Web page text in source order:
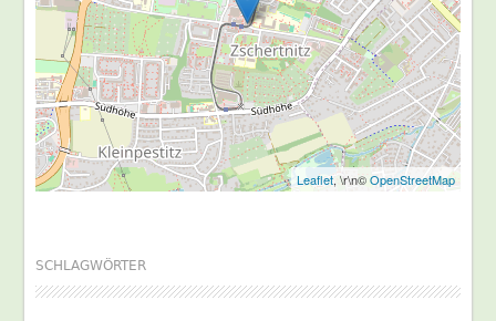
Leaflet, \r\n©OpenStreetMap
SCHLAGWÖRTER